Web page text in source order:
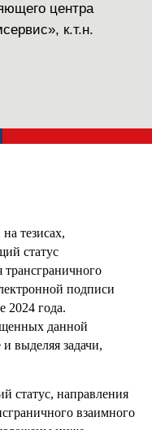
центра
к.т.н.
тезисах,
статус
трансграничного
подписи
2024 года.
данной
выделяя задачи,
статус, направления
взаимного